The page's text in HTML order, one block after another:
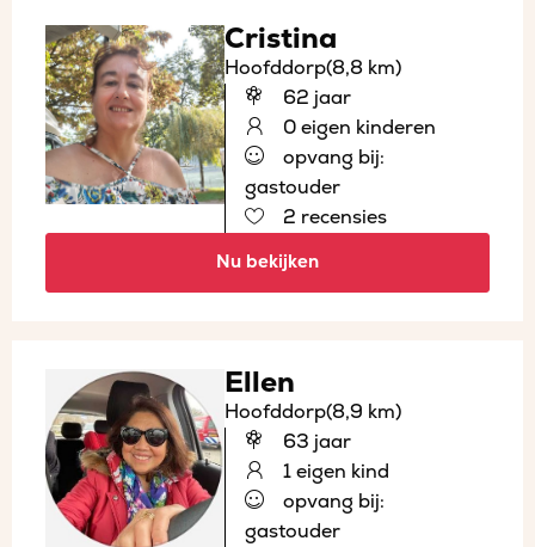
Cristina
Hoofddorp(8,8 km)
62 jaar
0 eigen kinderen
opvang bij:
gastouder
2 recensies
Nu bekijken
Ellen
Hoofddorp(8,9 km)
63 jaar
1 eigen kind
opvang bij:
gastouder